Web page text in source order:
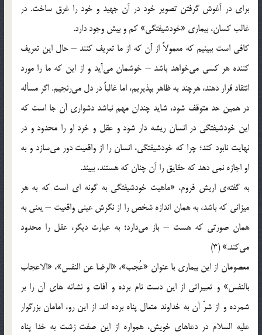
برای در آغوش گرفتن تصویر خود در آن جهید و خود را غرق ساخت. در
غالب کسان، بیماری «خودشیفتگی» کم و بیش وجود دارد.
کافی است ببینیم که معمولاً از آن که از ما تعریف کنند – حال این تعریف
کننده هر کسی می‌خواهد باشد – خوشمان می‌آید و از این که ما را مورد
انتقاد قرار دهند، هرچند به ظاهر بپذیریم، اما غالباً در دل می‌رنجیم. اگر مسأله
در همین حد متوقف شود، شاید چندان مهم نباشد دشواری آن جا است که
این خودشیفتگی در انسان ریشه دار شود و عقل و خرد او را محدود و در
نهایت نابود کند؛ چرا که خودشیفتگی، انسان را از واقعیت دور می‌سازد و به
او اجازه نمی دهد که حقایق را آن چنان که هستند، ببیند.
به گفته‌ی اریش فروم، «ماهیت خودشیفتگی به گونه ای است که به هر
میزانی که باشد، به همان اندازه شخص را از نگرش عینی واقعیت – یعنی به
همان صورتی که هست – باز می‌دارد؛ به عبارت دیگر، عقل را محدود
می‌کند.» (3)
معصومان از این بیماری با عنوان «عُجب»، «الرضا عن النفس»، «الاعجاب
بالنفس» و تعبیراتی از این دست نام برده و آفات و نشانه های آن را بر
شمرده و از شرّ آن به خداوند متعال پناه برده اند. از این رو، امامان بزرگوار
علیه السلام در دعاهای خویش، همواره از این صفت زشت به خدا پناه